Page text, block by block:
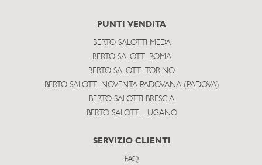
PUNTI VENDITA
BERTO SALOTTI MEDA
BERTO SALOTTI ROMA
BERTO SALOTTI TORINO
BERTO SALOTTI NOVENTA PADOVANA (PADOVA)
BERTO SALOTTI BRESCIA
BERTO SALOTTI LUGANO
SERVIZIO CLIENTI
FAQ